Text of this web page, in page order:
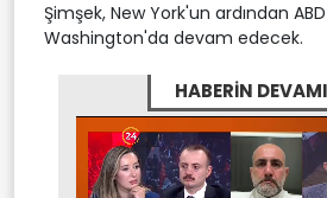
Şimşek, New York'un ardından
Washington'da devam edecek.
HABERİN DEVAMI